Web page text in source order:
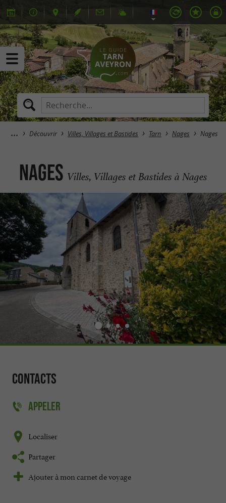
Découvrir Villes, Villages et Bastides Tarn Nages Nages
Nages Villes, Villages et Bastides à Nages
Contacts
APPELER
Localiser
Partager
Ajouter à mon carnet de voyage